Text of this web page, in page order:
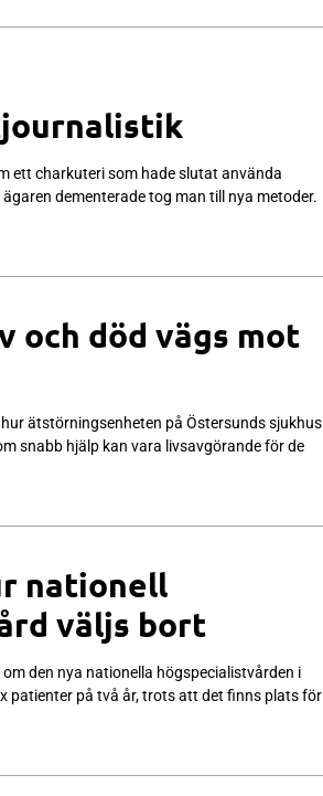
ett charkuteri som hade slutat använda
dementerade tog man till nya metoder.
och död vägs mot
ätstörningsenheten på Östersunds sjukhus
snabb hjälp kan vara livsavgörande för de
nationell
väljs bort
den nya nationella högspecialistvården i
patienter på två år, trots att det finns plats för